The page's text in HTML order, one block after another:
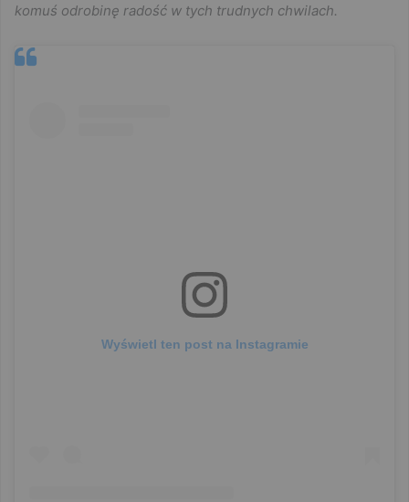
komuś odrobinę radość w tych trudnych chwilach.
Wyświetl ten post na Instagramie